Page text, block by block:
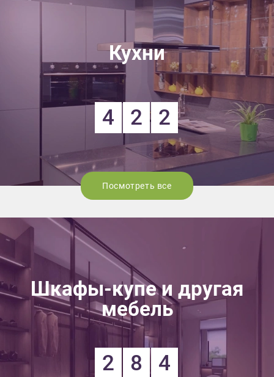
Кухни
4 2 2
Посмотреть все
Шкафы-купе и другая
мебель
2 8 4